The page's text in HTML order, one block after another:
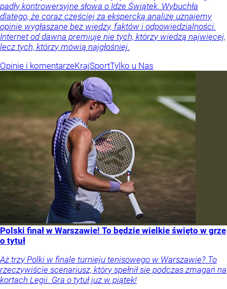
padły kontrowersyjne słowa o Idze Świątek. Wybuchła
dlatego, że coraz częściej za ekspercką analizę uznajemy
opinie wygłaszane bez wiedzy, faktów i odpowiedzialności.
Internet od dawna premiuje nie tych, którzy wiedzą najwięcej,
lecz tych, którzy mówią najgłośniej.
Opinie i komentarzeKrajSportTylko u Nas
Polski finał w Warszawie! To będzie wielkie święto w grze
o tytuł
Aż trzy Polki w finale turnieju tenisowego w Warszawie? To
rzeczywiście scenariusz, który spełnił się podczas zmagań na
kortach Legii. Gra o tytuł już w piątek!